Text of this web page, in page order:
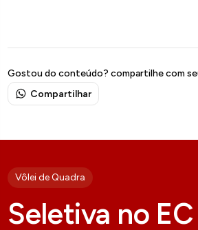
Gostou do conteúdo? compartilhe com
Compartilhar
Vôlei de Quadra
Seletiva no EC